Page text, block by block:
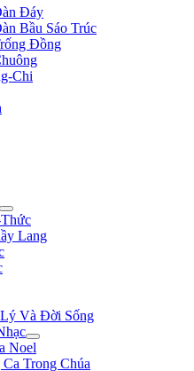
Đáy
Bầu Sáo Trúc
Đồng
Chi
Lang
Và Đời Sống
Noel
Trong Chúa